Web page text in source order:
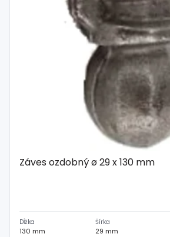
Záves ozdobný ø 29 x 130 mm
Dĺžka
130 mm
Šírka
29 mm